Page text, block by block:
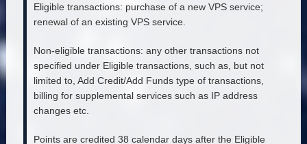
Eligible transactions: purchase of a new VPS service;
renewal of an existing VPS service.
Non-eligible transactions: any other transactions not
specified under Eligible transactions, such as, but not
limited to, Add Credit/Add Funds type of transactions,
billing for supplemental services such as IP address
changes etc.
Points are credited 38 calendar days after the Eligible